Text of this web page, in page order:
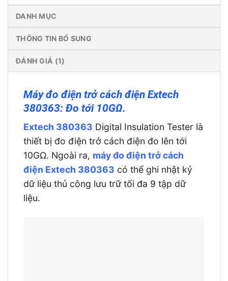
DANH MỤC
THÔNG TIN BỔ SUNG
ĐÁNH GIÁ (1)
Máy đo điện trở cách điện Extech
380363: Đo tới 10GΩ.
Extech 380363 Digital Insulation Tester là
thiết bị đo điện trở cách điện đo lên tới
10GΩ. Ngoài ra, máy đo điện trở cách
điện Extech 380363 có thể ghi nhật ký
dữ liệu thủ công lưu trữ tối đa 9 tập dữ
liệu.